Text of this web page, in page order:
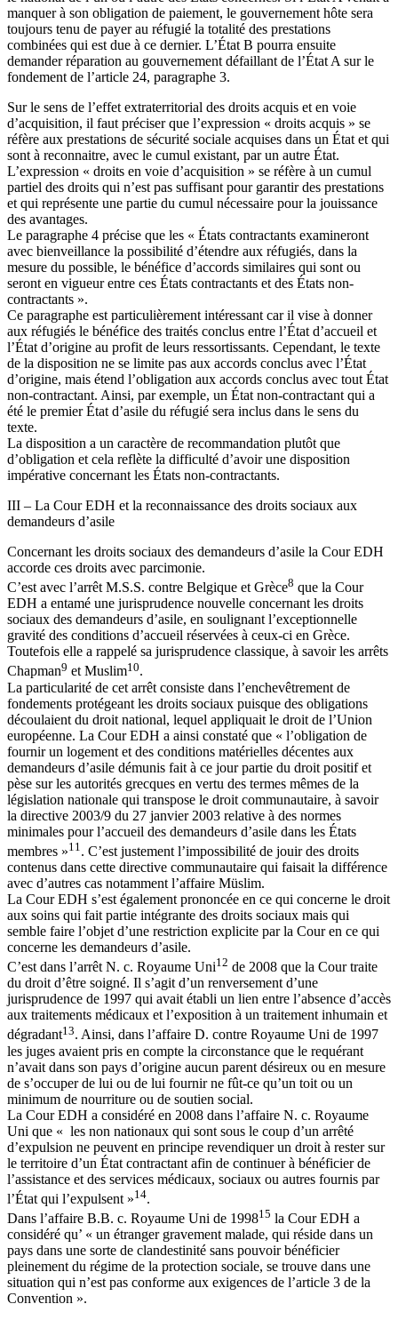
manquer à son obligation de paiement, le gouvernement hôte sera
toujours tenu de payer au réfugié la totalité des prestations
combinées qui est due à ce dernier. L’État B pourra ensuite
demander réparation au gouvernement défaillant de l’État A sur le
fondement de l’article 24, paragraphe 3.
Sur le sens de l’effet extraterritorial des droits acquis et en voie
d’acquisition, il faut préciser que l’expression « droits acquis » se
réfère aux prestations de sécurité sociale acquises dans un État et qui
sont à reconnaitre, avec le cumul existant, par un autre État.
L’expression « droits en voie d’acquisition » se réfère à un cumul
partiel des droits qui n’est pas suffisant pour garantir des prestations
et qui représente une partie du cumul nécessaire pour la jouissance
des avantages.
Le paragraphe 4 précise que les « États contractants examineront
avec bienveillance la possibilité d’étendre aux réfugiés, dans la
mesure du possible, le bénéfice d’accords similaires qui sont ou
seront en vigueur entre ces États contractants et des États non-
contractants ».
Ce paragraphe est particulièrement intéressant car il vise à donner
aux réfugiés le bénéfice des traités conclus entre l’État d’accueil et
l’État d’origine au profit de leurs ressortissants. Cependant, le texte
de la disposition ne se limite pas aux accords conclus avec l’État
d’origine, mais étend l’obligation aux accords conclus avec tout État
non-contractant. Ainsi, par exemple, un État non-contractant qui a
été le premier État d’asile du réfugié sera inclus dans le sens du
texte.
La disposition a un caractère de recommandation plutôt que
d’obligation et cela reflète la difficulté d’avoir une disposition
impérative concernant les États non-contractants.
III – La Cour EDH et la reconnaissance des droits sociaux aux
demandeurs d’asile
Concernant les droits sociaux des demandeurs d’asile la Cour EDH
accorde ces droits avec parcimonie.
C’est avec l’arrêt M.S.S. contre Belgique et Grèce8 que la Cour
EDH a entamé une jurisprudence nouvelle concernant les droits
sociaux des demandeurs d’asile, en soulignant l’exceptionnelle
gravité des conditions d’accueil réservées à ceux-ci en Grèce.
Toutefois elle a rappelé sa jurisprudence classique, à savoir les arrêts
Chapman9 et Muslim10.
La particularité de cet arrêt consiste dans l’enchevêtrement de
fondements protégeant les droits sociaux puisque des obligations
découlaient du droit national, lequel appliquait le droit de l’Union
européenne. La Cour EDH a ainsi constaté que « l’obligation de
fournir un logement et des conditions matérielles décentes aux
demandeurs d’asile démunis fait à ce jour partie du droit positif et
pèse sur les autorités grecques en vertu des termes mêmes de la
législation nationale qui transpose le droit communautaire, à savoir
la directive 2003/9 du 27 janvier 2003 relative à des normes
minimales pour l’accueil des demandeurs d’asile dans les États
membres »11 . C’est justement l’impossibilité de jouir des droits
contenus dans cette directive communautaire qui faisait la différence
avec d’autres cas notamment l’affaire Müslim.
La Cour EDH s’est également prononcée en ce qui concerne le droit
aux soins qui fait partie intégrante des droits sociaux mais qui
semble faire l’objet d’une restriction explicite par la Cour en ce qui
concerne les demandeurs d’asile.
C’est dans l’arrêt N. c. Royaume Uni12 de 2008 que la Cour traite
du droit d’être soigné. Il s’agit d’un renversement d’une
jurisprudence de 1997 qui avait établi un lien entre l’absence d’accès
aux traitements médicaux et l’exposition à un traitement inhumain et
dégradant13. Ainsi, dans l’affaire D. contre Royaume Uni de 1997
les juges avaient pris en compte la circonstance que le requérant
n’avait dans son pays d’origine aucun parent désireux ou en mesure
de s’occuper de lui ou de lui fournir ne fût-ce qu’un toit ou un
minimum de nourriture ou de soutien social.
La Cour EDH a considéré en 2008 dans l’affaire N. c. Royaume
Uni que « les non nationaux qui sont sous le coup d’un arrêté
d’expulsion ne peuvent en principe revendiquer un droit à rester sur
le territoire d’un État contractant afin de continuer à bénéficier de
l’assistance et des services médicaux, sociaux ou autres fournis par
l’État qui l’expulsent »14.
Dans l’affaire B.B. c. Royaume Uni de 199815 la Cour EDH a
considéré qu’ « un étranger gravement malade, qui réside dans un
pays dans une sorte de clandestinité sans pouvoir bénéficier
pleinement du régime de la protection sociale, se trouve dans une
situation qui n’est pas conforme aux exigences de l’article 3 de la
Convention ».